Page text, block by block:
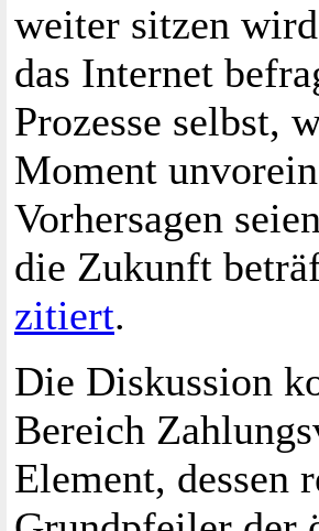
weiter sitzen
das Internet
Prozesse selbst,
Moment
Vorhersagen
die Zukunft
zitiert.
Die Diskussion
Bereich
Element, dessen